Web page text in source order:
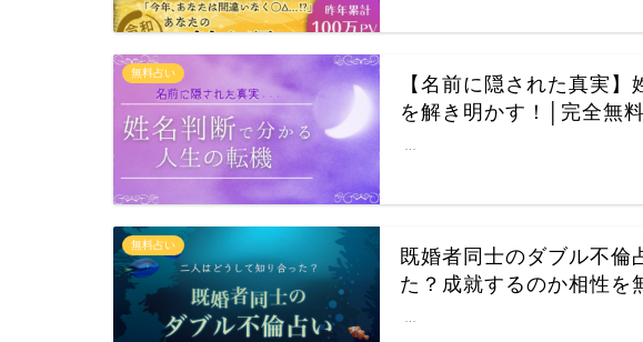
無料占い
【名前に隠された真実
を解き明かす！│完全無
無料占い
既婚者同士のダブル不倫
た？成就するのか相性を